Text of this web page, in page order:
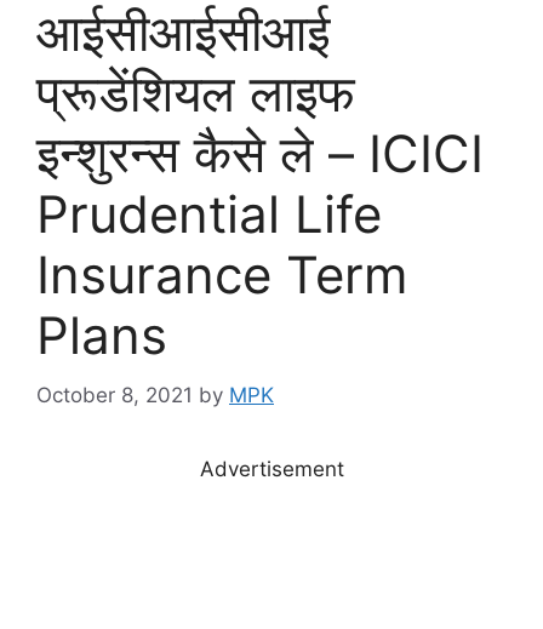
आईसीआईसीआई
प्रूडेंशियल लाइफ
इन्शुरन्स कैसे ले – ICICI
Prudential Life
Insurance Term
Plans
October 8, 2021 by MPK
Advertisement